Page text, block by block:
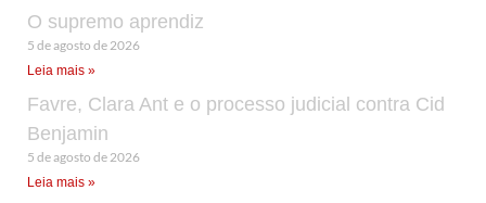
O supremo aprendiz
5 de agosto de 2026
Leia mais »
Favre, Clara Ant e o processo judicial contra Cid
Benjamin
5 de agosto de 2026
Leia mais »